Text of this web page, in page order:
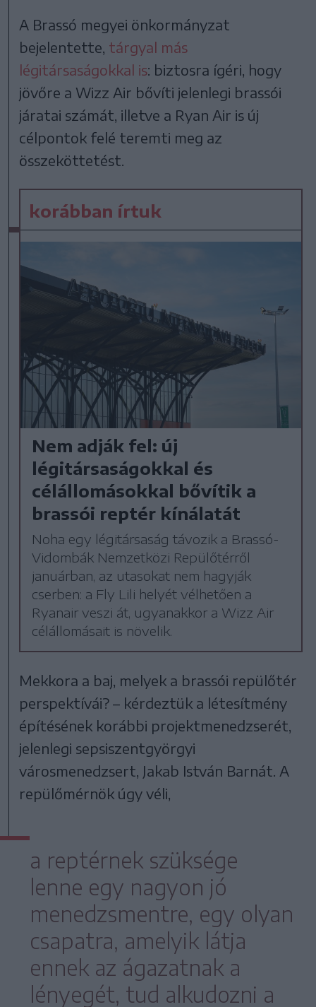
A Brassó megyei önkormányzat
bejelentette, tárgyal más
légitársaságokkal is: biztosra ígéri, hogy
jövőre a Wizz Air bővíti jelenlegi brassói
járatai számát, illetve a Ryan Air is új
célpontok felé teremti meg az
összeköttetést.
korábban írtuk
Nem adják fel: új
légitársaságokkal és
célállomásokkal bővítik a
brassói reptér kínálatát
Noha egy légitársaság távozik a Brassó-
Vidombák Nemzetközi Repülőtérről
januárban, az utasokat nem hagyják
cserben: a Fly Lili helyét vélhetően a
Ryanair veszi át, ugyanakkor a Wizz Air
célállomásait is növelik.
Mekkora a baj, melyek a brassói repülőtér
perspektívái? – kérdeztük a létesítmény
építésének korábbi projektmenedzserét,
jelenlegi sepsiszentgyörgyi
városmenedzsert, Jakab István Barnát. A
repülőmérnök úgy véli,
a reptérnek szüksége
lenne egy nagyon jó
menedzsmentre, egy olyan
csapatra, amelyik látja
ennek az ágazatnak a
lényegét, tud alkudozni a